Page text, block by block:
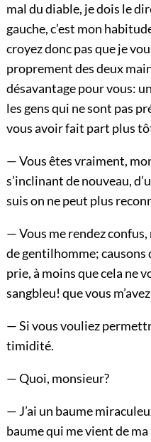
mal du diable, je dois le
gauche, c’est mon
croyez donc pas que je
proprement des deux
désavantage pour vous:
les gens qui ne sont pas
vous avoir fait part plus
— Vous êtes vraiment,
s’inclinant de nouveau,
suis on ne peut plus
— Vous me rendez
de gentilhomme; causons
prie, à moins que cela ne
sangbleu! que vous
— Si vous vouliez
timidité.
— Quoi, monsieur?
— J’ai un baume
baume qui me vient de